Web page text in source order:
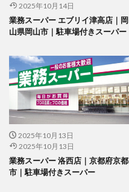
2025年10月14日
業務スーパー エブリイ津高店｜岡
山県岡山市｜駐車場付きスーパー
2025年10月13日
2025年10月13日
業務スーパー 洛西店｜京都府京都
市｜駐車場付きスーパー